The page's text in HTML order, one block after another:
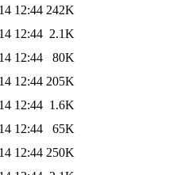
12:44 242K
12:44 2.1K
12:44
80K
12:44 205K
12:44 1.6K
12:44
65K
12:44 250K